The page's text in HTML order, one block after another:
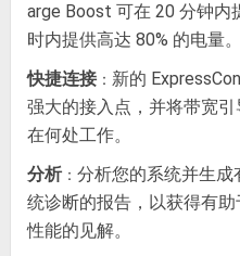
arge Boost 可在 20 分钟内
时内提供高达 80% 的电量。
快捷连接： 新的
强大的接入点，并将带宽
在何处工作。
分析： 分析您的系统并生
统诊断的报告，以获得有
性能的见解。